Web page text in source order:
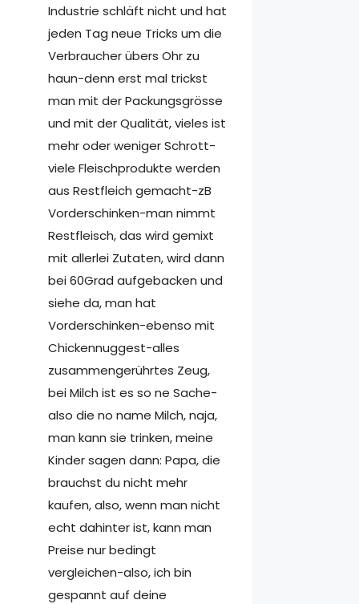
Industrie schläft nicht und hat
jeden Tag neue Tricks um die
Verbraucher übers Ohr zu
haun-denn erst mal trickst
man mit der Packungsgrösse
und mit der Qualität, vieles ist
mehr oder weniger Schrott-
viele Fleischprodukte werden
aus Restfleich gemacht-zB
Vorderschinken-man nimmt
Restfleisch, das wird gemixt
mit allerlei Zutaten, wird dann
bei 60Grad aufgebacken und
siehe da, man hat
Vorderschinken-ebenso mit
Chickennuggest-alles
zusammengerührtes Zeug,
bei Milch ist es so ne Sache-
also die no name Milch, naja,
man kann sie trinken, meine
Kinder sagen dann: Papa, die
brauchst du nicht mehr
kaufen, also, wenn man nicht
echt dahinter ist, kann man
Preise nur bedingt
vergleichen-also, ich bin
gespannt auf deine